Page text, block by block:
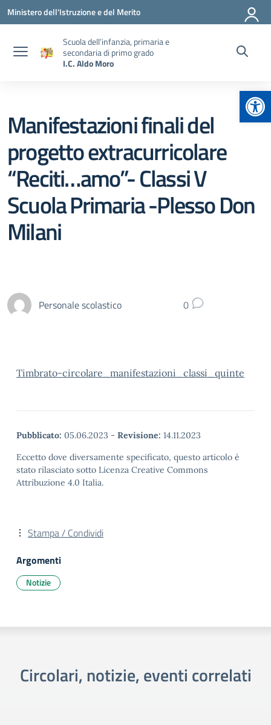
Vai ai contenuti
Vai al menu di navigazione
Vai al footer
Ministero dell'Istruzione e del Merito
Scuola dell’infanzia, primaria e
secondaria di primo grado
I.C. Aldo Moro
Manifestazioni finali del
progetto extracurricolare
“Reciti…amo”- Classi V
Scuola Primaria -Plesso Don
Milani
Personale scolastico 0
Timbrato-circolare_manifestazioni_classi_quinte
Pubblicato: 05.06.2023 - Revisione: 14.11.2023
Eccetto dove diversamente specificato, questo articolo è
stato rilasciato sotto Licenza Creative Commons
Attribuzione 4.0 Italia.
Stampa / Condividi
Argomenti
Notizie
Circolari, notizie, eventi correlati